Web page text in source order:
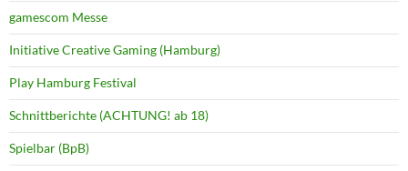
gamescom Messe
Initiative Creative Gaming (Hamburg)
Play Hamburg Festival
Schnittberichte (ACHTUNG! ab 18)
Spielbar (BpB)